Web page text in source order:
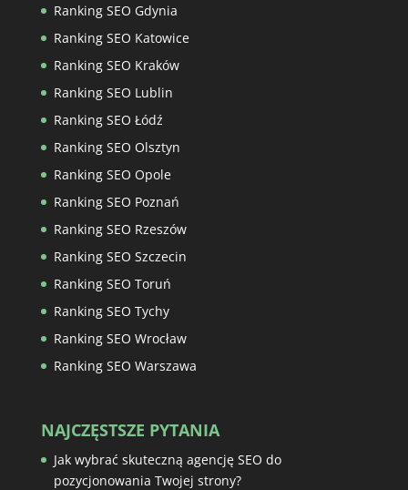
Ranking SEO Gdynia
Ranking SEO Katowice
Ranking SEO Kraków
Ranking SEO Lublin
Ranking SEO Łódź
Ranking SEO Olsztyn
Ranking SEO Opole
Ranking SEO Poznań
Ranking SEO Rzeszów
Ranking SEO Szczecin
Ranking SEO Toruń
Ranking SEO Tychy
Ranking SEO Wrocław
Ranking SEO Warszawa
NAJCZĘSTSZE PYTANIA
Jak wybrać skuteczną agencję SEO do
pozycjonowania Twojej strony?